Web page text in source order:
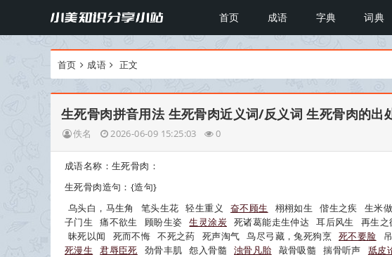
首页 成语 字典 词典
首页 成语 正文
生死骨肉拼音用法 生死骨肉近义词/反义词 生死骨肉的出
佚名 2026-06-09 15:25:03 0
成语名称：生死骨肉：
生死骨肉造句：{造句}
乌头白，马生角
笔头生花 轻生重义 奋不顾生 栩栩如生 偕生之疾 生米
子门生
痛不欲生 顾盼生姿 生灵涂炭 死诸葛能走生仲达 耳后风生 再生之
昧死以闻
死而不悔 不死之药 死声淘气 鸟尽弓藏，兔死狗烹 死不要脸
死漫生
君辱臣死 劲骨丰肌 怨入骨髓 浊骨凡胎 敲骨吸髓 揣骨听声 舐皮